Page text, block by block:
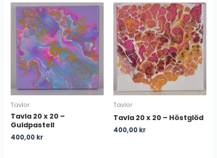
Tavlor
Tavla 20 x 20 –
Guldpastell
400,00 kr
Tavlor
Tavla 20 x 20 – Höstglöd
400,00 kr